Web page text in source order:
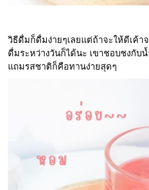
วิธีดื่มก็ดื่มง่ายๆเลยแต่ถ้าจะให้ดีเค้า
ดื่มระหว่างวันก็ได้นะ เขาชอบชงกับ
แถมรสชาติก็คือทานง่ายสุดๆ